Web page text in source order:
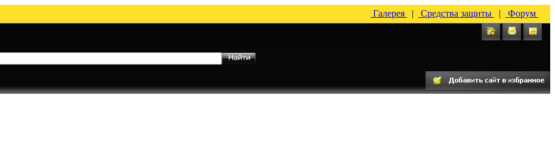
Галерея | Средства защиты | Форум